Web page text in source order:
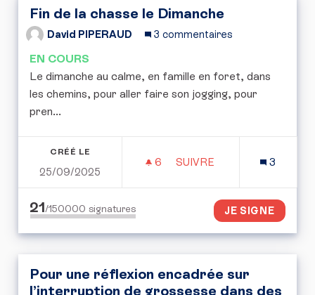
Fin de la chasse le Dimanche
David PIPERAUD 3 commentaires
EN COURS
Le dimanche au calme, en famille en foret, dans
les chemins, pour aller faire son jogging, pour
pren...
CRÉÉ LE
25/09/2025
6 6 ABONNÉS
SUIVRE
3
21/150000 signatures JE SIGNE
Pour une réflexion encadrée sur
l’interruption de grossesse dans des